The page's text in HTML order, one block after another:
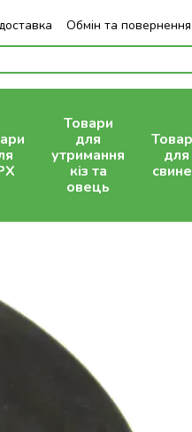
Обмін та повернення
Товари
для
утримання
кіз та
овець
для